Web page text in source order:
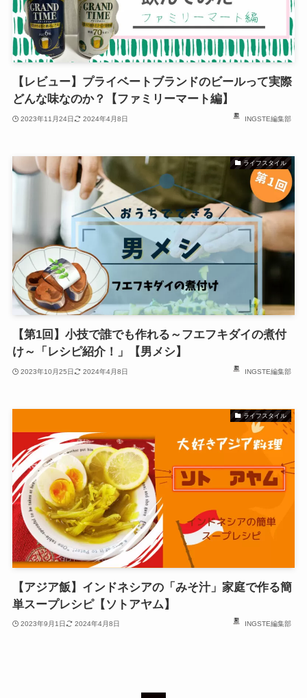
【レビュー】プライベートブランドのビールって実際
どんな味なのか？【ファミリーマート編】
2023年11月24日 2024年4月8日 INGSTE編集部
ライフスタイル
【第1回】小技で誰でも作れる～フエフキダイの煮付
け～「レシピ紹介！」【男メシ】
2023年10月25日 2024年4月8日 INGSTE編集部
ライフスタイル
【アジア飯】インドネシアの「みそ汁」家庭で作る簡
単スープレシピ【ソトアヤム】
2023年9月1日 2024年4月8日 INGSTE編集部